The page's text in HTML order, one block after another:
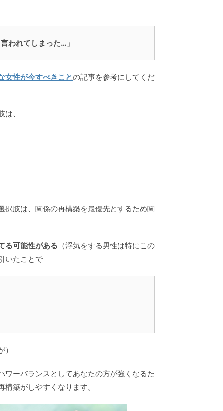
われてしまった…」
女性が今すべきことの記事を参考にしてくだ
は、
択肢は、関係の再構築を最優先とするため関
る可能性がある （浮気をする男性は特にこの
いたことで
ーバランスとしてあなたの方が強くなるた
築がしやすくなります。